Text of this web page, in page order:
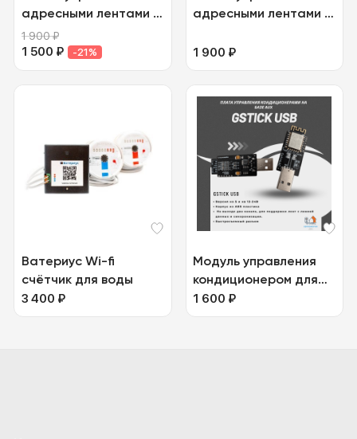
адресными лентами и
светодиодами Gled
One
1 900₽
1 500 ₽ -21%
адресными лентами и
One v.2
1 900 ₽
Ватериус Wi-fi
счётчик для воды
3 400 ₽
Модуль управления
кондиционером для
EspHome
1 600 ₽